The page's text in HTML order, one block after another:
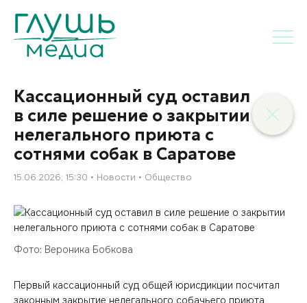
Кассационный суд оставил
в силе решение о закрытии
нелегального приюта с
сотнями собак в Саратове
15.06.2026, 15:30 Новости Общество
Фото: Вероника Бобкова
Первый кассационный суд общей юрисдикции посчитал
законным закрытие нелегального собачьего приюта